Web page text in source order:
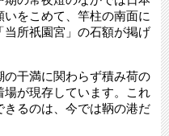
をこめて、竿柱の南面に
所祇園宮」の石額が掲げ
干満に関わらず積み荷の
が現存しています。これ
るのは、今では鞆の港だ